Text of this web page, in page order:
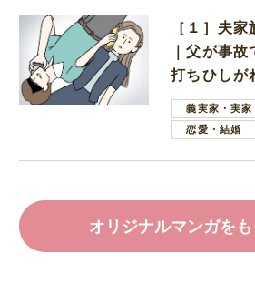
［１］夫
｜父が事
打ちひしが
葉で励ます
義実家・実家
恋愛・結婚
オリジナルマンガを